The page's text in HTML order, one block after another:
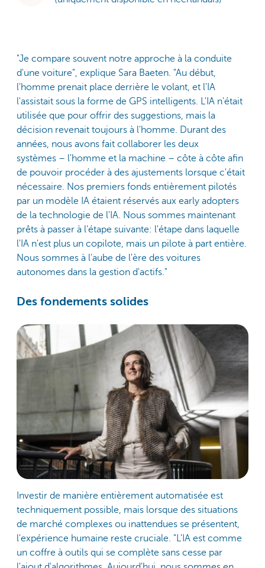
"Je compare souvent notre approche à la conduite
d'une voiture", explique Sara Baeten. "Au début,
l'homme prenait place derrière le volant, et l'IA
l'assistait sous la forme de GPS intelligents. L'IA n'était
utilisée que pour offrir des suggestions, mais la
décision revenait toujours à l'homme. Durant des
années, nous avons fait collaborer les deux
systèmes – l'homme et la machine – côte à côte afin
de pouvoir procéder à des ajustements lorsque c'était
nécessaire. Nos premiers fonds entièrement pilotés
par un modèle IA étaient réservés aux early adopters
de la technologie de l'IA. Nous sommes maintenant
prêts à passer à l'étape suivante: l'étape dans laquelle
l'IA n'est plus un copilote, mais un pilote à part entière.
Nous sommes à l'aube de l'ère des voitures
autonomes dans la gestion d'actifs."
Des fondements solides
Investir de manière entièrement automatisée est
techniquement possible, mais lorsque des situations
de marché complexes ou inattendues se présentent,
l'expérience humaine reste cruciale. "L'IA est comme
un coffre à outils qui se complète sans cesse par